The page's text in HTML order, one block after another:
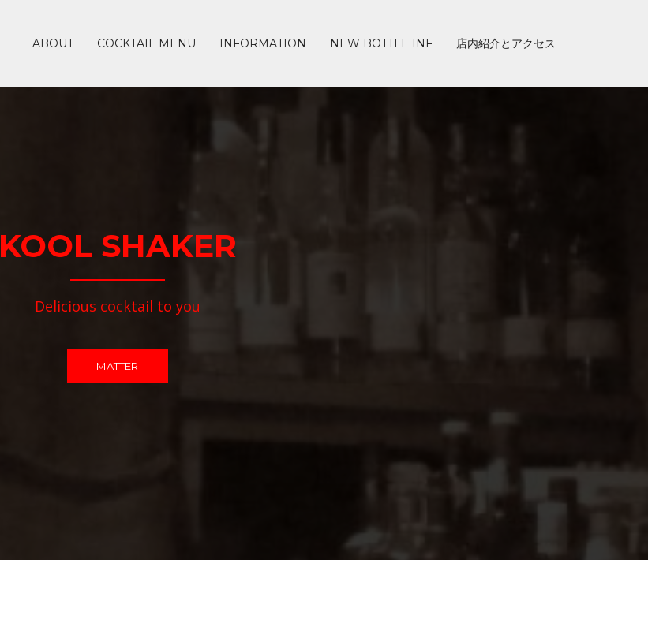
ABOUT COCKTAIL MENU INFORMATION NEW BOTTLE INF 店内紹介とアクセス
KOOL SHAKER
Delicious cocktail to you
MATTER